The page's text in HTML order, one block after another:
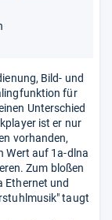
Bild- und
für
Unterschied
ist er nur
vorhanden,
Wert auf 1a-dlna
Zum bloßen
Ethernet und
taugt